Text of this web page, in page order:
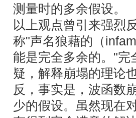
测量时的多余假设。
以上观点曾引来强烈
称"声名狼藉的（
能是完全多余的。"完
疑，解释崩塌的理论
反，事实是，波函数
少的假设。虽然现在